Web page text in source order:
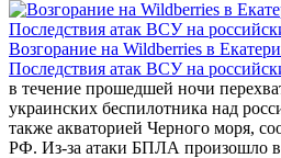
Возгорание на Wildberries в
Последствия атак ВСУ на
в течение прошедшей ночи
украинских беспилотника над
также акваторией Черного моря,
РФ. Из-за атаки БПЛА произошло